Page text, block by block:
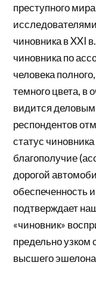
преступного
чиновника в XXI
чиновника по
человека
темного цвета, в
видится
респондентов
статус
благополучие
дорогой
обеспеченность
подтверждает
«чиновник»
предельно
высшего